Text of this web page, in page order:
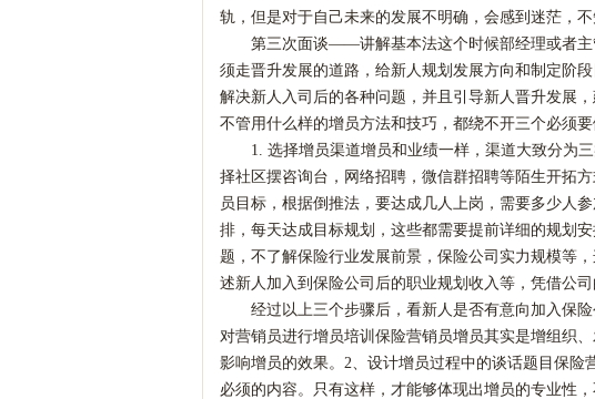
轨，但是对于自己未来的发展不明确，会感到迷茫，不
第三次面谈——讲解基本法这个时候部经理或者主
须走晋升发展的道路，给新人规划发展方向和制定阶
解决新人入司后的各种问题，并且引导新人晋升发展
不管用什么样的增员方法和技巧，都绕不开三个必须
1. 选择增员渠道增员和业绩一样，渠道大致分为
择社区摆咨询台，网络招聘，微信群招聘等陌生开拓
员目标，根据倒推法，要达成几人上岗，需要多少人
排，每天达成目标规划，这些都需要提前详细的规划
题，不了解保险行业发展前景，保险公司实力规模等
述新人加入到保险公司后的职业规划收入等，凭借公司
经过以上三个步骤后，看新人是否有意向加入保
对营销员进行增员培训保险营销员增员其实是增组织
影响增员的效果。2、设计增员过程中的谈话题目保
必须的内容。只有这样，才能够体现出增员的专业性，